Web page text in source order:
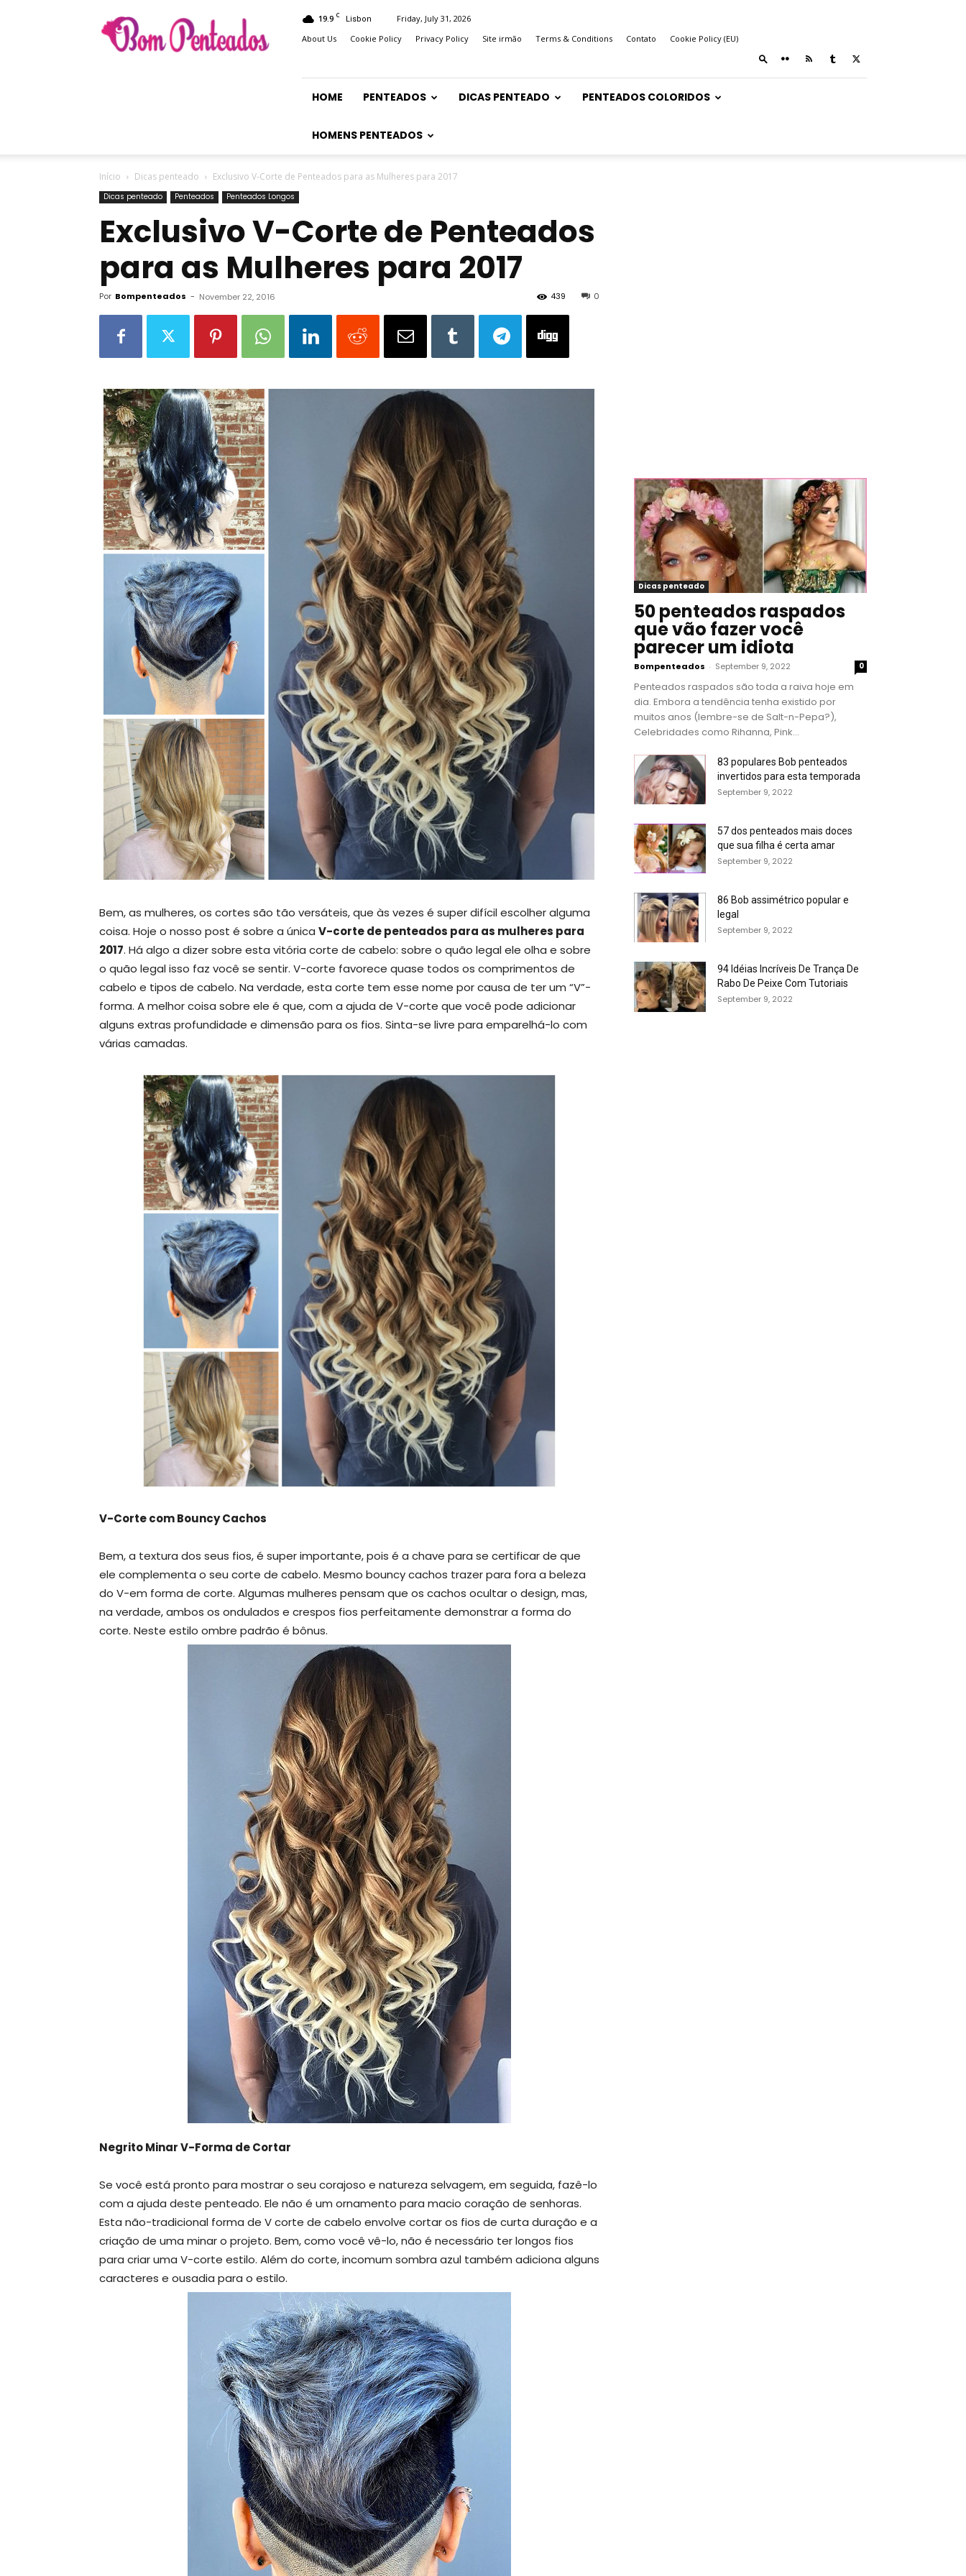
Penteados
19.9 C Lisbon
Friday, July 31, 2026
About Us
Cookie Policy Privacy Policy Site irmão Terms & Conditions Contato Cookie Policy (EU)
HOME PENTEADOS DICAS PENTEADO PENTEADOS COLORIDOS
HOMENS PENTEADOS
Início Dicas penteado Exclusivo V-Corte de Penteados para as Mulheres para 2017
Dicas penteado Penteados Penteados Longos
Exclusivo V-Corte de Penteados
para as Mulheres para 2017
Por Bompenteados - November 22, 2016 0
439
Bem, as mulheres, os cortes são tão versáteis, que às vezes é super difícil escolher alguma
coisa. Hoje o nosso post é sobre a única V-corte de penteados para as mulheres para
2017. Há algo a dizer sobre esta vitória corte de cabelo: sobre o quão legal ele olha e sobre
o quão legal isso faz você se sentir. V-corte favorece quase todos os comprimentos de
cabelo e tipos de cabelo. Na verdade, esta corte tem esse nome por causa de ter um “V”-
forma. A melhor coisa sobre ele é que, com a ajuda de V-corte que você pode adicionar
alguns extras profundidade e dimensão para os fios. Sinta-se livre para emparelhá-lo com
várias camadas.
V-Corte com Bouncy Cachos
Bem, a textura dos seus fios, é super importante, pois é a chave para se certificar de que
ele complementa o seu corte de cabelo. Mesmo bouncy cachos trazer para fora a beleza
do V-em forma de corte. Algumas mulheres pensam que os cachos ocultar o design, mas,
na verdade, ambos os ondulados e crespos fios perfeitamente demonstrar a forma do
corte. Neste estilo ombre padrão é bônus.
Negrito Minar V-Forma de Cortar
Se você está pronto para mostrar o seu corajoso e natureza selvagem, em seguida, fazê-lo
com a ajuda deste penteado. Ele não é um ornamento para macio coração de senhoras.
Esta não-tradicional forma de V corte de cabelo envolve cortar os fios de curta duração e a
criação de uma minar o projeto. Bem, como você vê-lo, não é necessário ter longos fios
para criar uma V-corte estilo. Além do corte, incomum sombra azul também adiciona alguns
caracteres e ousadia para o estilo.
Dicas penteado
50 penteados raspados
que vão fazer você
parecer um idiota
Bompenteados - September 9, 2022 0
Penteados raspados são toda a raiva hoje em
dia. Embora a tendência tenha existido por
muitos anos (lembre-se de Salt-n-Pepa?),
Celebridades como Rihanna, Pink...
83 populares Bob penteados
invertidos para esta temporada
September 9, 2022
57 dos penteados mais doces
que sua filha é certa amar
September 9, 2022
86 Bob assimétrico popular e
legal
September 9, 2022
94 Idéias Incríveis De Trança De
Rabo De Peixe Com Tutoriais
September 9, 2022